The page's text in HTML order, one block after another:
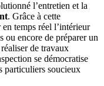
l’entretien et la
. Grâce à cette
temps réel l’intérieur
ou encore de préparer un
de travaux
se démocratise
particuliers soucieux